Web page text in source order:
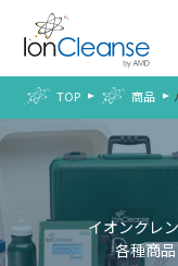
TOP 商品
イオンクレ
各種商品